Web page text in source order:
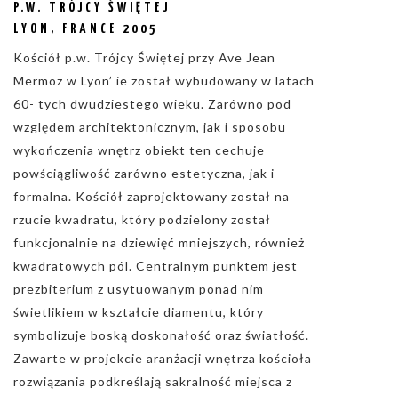
P.W. TRÓJCY ŚWIĘTEJ
LYON, FRANCE 2005
Kościół p.w. Trójcy Świętej przy Ave Jean
Mermoz w Lyon’ ie został wybudowany w latach
60- tych dwudziestego wieku. Zarówno pod
względem architektonicznym, jak i sposobu
wykończenia wnętrz obiekt ten cechuje
powściągliwość zarówno estetyczna, jak i
formalna. Kościół zaprojektowany został na
rzucie kwadratu, który podzielony został
funkcjonalnie na dziewięć mniejszych, również
kwadratowych pól. Centralnym punktem jest
prezbiterium z usytuowanym ponad nim
świetlikiem w kształcie diamentu, który
symbolizuje boską doskonałość oraz światłość.
Zawarte w projekcie aranżacji wnętrza kościoła
rozwiązania podkreślają sakralność miejsca z